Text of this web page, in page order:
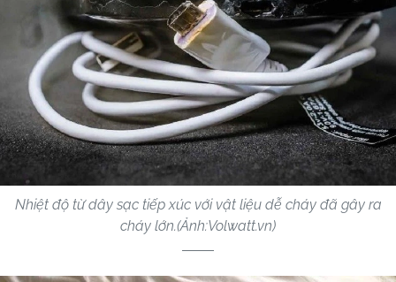
Nhiệt độ từ dây sạc tiếp xúc với vật liệu dễ cháy đã gây ra
cháy lớn.(Ảnh:Volwatt.vn)